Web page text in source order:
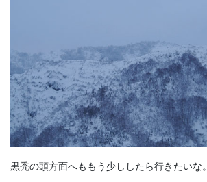
黒禿の頭方面へももう少ししたら行きたいな。